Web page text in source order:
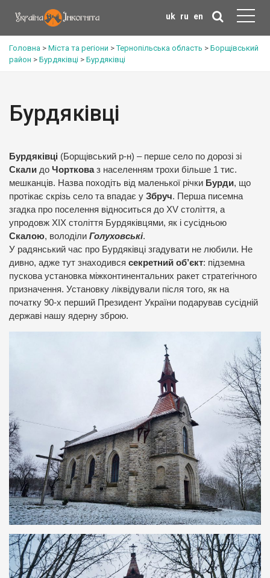
uk ru en
Головна > Міста та регіони >Тернопільська область > Борщівський
район > Бурдяківці > Бурдяківці
Бурдяківці
Бурдяківці (Борщівський р-н) – перше село по дорозі зі
Скали до Чортковаз населенням трохи більше 1 тис.
мешканців. Назва походіть від маленької річки Бурди, що
протікає скрізь село та впадає у Збруч. Перша писемна
згадка про поселення відноситься до XV століття, а
упродовж ХІХ століття Бурдяківцями, як і сусідньою
Скалою, володіли Голуховські.
У радянський час про Бурдяківці згадувати не любили. Не
дивно, адже тут знаходився секретний об’єкт: підземна
пускова установка міжконтинентальних ракет стратегічного
призначення. Установку ліквідували після того, як на
початку 90-х перший Президент України подарував сусідній
державі нашу ядерну зброю.